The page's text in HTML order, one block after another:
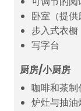
卧室（提供
步入式衣橱
写字台
厨房/小厨房
咖啡和茶制
炉灶与抽油